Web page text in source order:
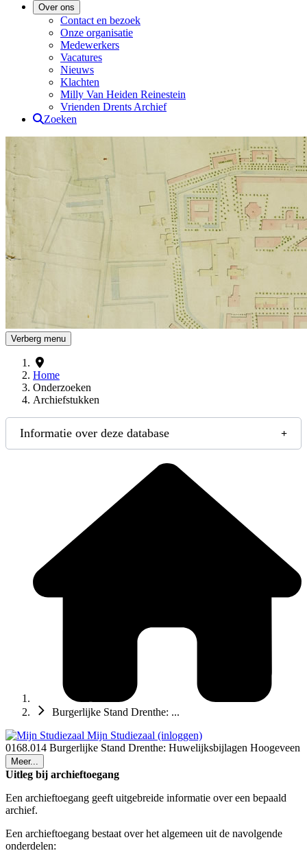
Over ons
Contact en bezoek
Onze organisatie
Medewerkers
Vacatures
Nieuws
Klachten
Milly Van Heiden Reinestein
Vrienden Drents Archief
Zoeken
Drents Archief
Verberg menu
Home
Onderzoeken
Archiefstukken
Informatie over deze database
Burgerlijke Stand Drenthe: ...
Mijn Studiezaal (inloggen)
0168.014 Burgerlijke Stand Drenthe: Huwelijksbijlagen Hoogeveen
Meer...
Uitleg bij archieftoegang
Een archieftoegang geeft uitgebreide informatie over een bepaald
archief.
Een archieftoegang bestaat over het algemeen uit de navolgende
onderdelen: